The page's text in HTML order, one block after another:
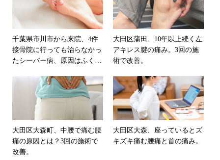
千葉県市川市から来院、4件
接骨院に行っても治らなかっ
たシーバー病、原因はふくら
大田区蒲田、10年以上続く左
アキレス腱の痛み。3回の施
術で改善。
大田区大森町、中腰で痛む腰
痛の原因とは？3回の施術で
改善。
大田区大森、座っているとズ
キズキ痛む腰痛と首の痛み。